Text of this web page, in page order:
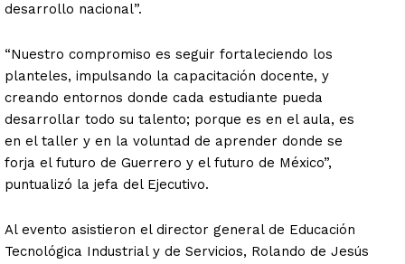
desarrollo nacional”.
“Nuestro compromiso es seguir fortaleciendo los
planteles, impulsando la capacitación docente, y
creando entornos donde cada estudiante pueda
desarrollar todo su talento; porque es en el aula, es
en el taller y en la voluntad de aprender donde se
forja el futuro de Guerrero y el futuro de México”,
puntualizó la jefa del Ejecutivo.
Al evento asistieron el director general de Educación
Tecnológica Industrial y de Servicios, Rolando de Jesús